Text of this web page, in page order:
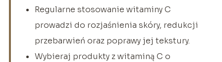
Regularne stosowanie witaminy C
prowadzi do rozjaśnienia skóry, redukcji
przebarwień oraz poprawy jej tekstury.
Wybieraj produkty z witaminą C o